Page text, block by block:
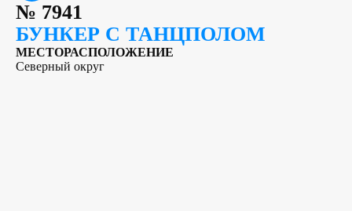
№ 7941
БУНКЕР С ТАНЦПОЛОМ
МЕСТОРАСПОЛОЖЕНИЕ
Северный округ